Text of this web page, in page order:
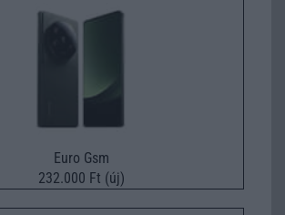
Euro Gsm
232.000 Ft (új)